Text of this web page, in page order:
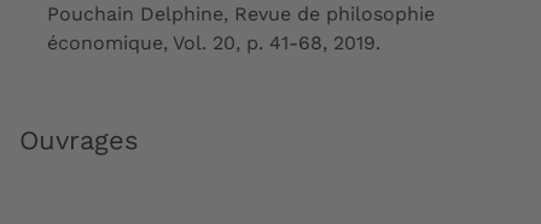
Pouchain Delphine, Revue de philosophie
économique, Vol. 20, p. 41-68, 2019.
Ouvrages